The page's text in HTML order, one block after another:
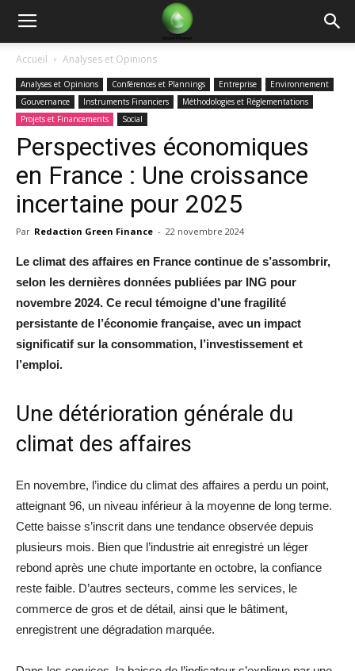
Green
Finance
Accueil Analyses et Opinions
Analyses et Opinions Conférences et Plannings Entreprise
Environnement
Gouvernance
Instruments Financiers
Méthodologies et Réglementations
Projets et Financements
Social
Perspectives économiques
en France : Une croissance
incertaine pour 2025
Par Redaction Green Finance - 22 novembre 2024
Le climat des affaires en France continue de s’assombrir,
selon les dernières données publiées par ING pour
novembre 2024. Ce recul témoigne d’une fragilité
persistante de l’économie française, avec un impact
significatif sur la consommation, l’investissement et
l’emploi.
Une détérioration générale du
climat des affaires
En novembre, l’indice du climat des affaires a perdu un point,
atteignant 96, un niveau inférieur à la moyenne de long terme.
Cette baisse s’inscrit dans une tendance observée depuis
plusieurs mois. Bien que l’industrie ait enregistré un léger
rebond après une chute importante en octobre, la confiance
reste faible. D’autres secteurs, comme les services, le
commerce de gros et de détail, ainsi que le bâtiment,
enregistrent une dégradation marquée.